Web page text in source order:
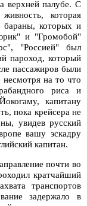
верхней палубе. С
которая
бараны, которых и
и "Громобой"
"Россией" был
пароход, который
пассажиров были
на то что
риса и
капитану
пока крейсера не
увидев русский
вашу эскадру
капитан.
почти во
кратчайший
транспортов
задержало в